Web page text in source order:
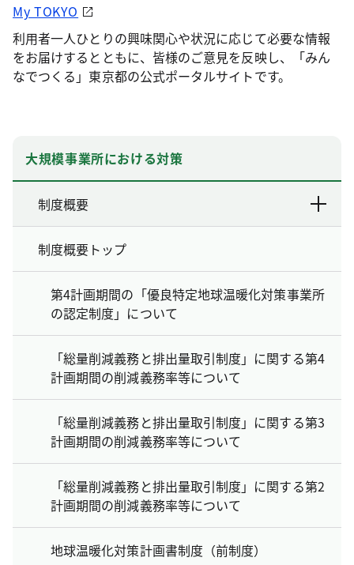
My TOKYO
利用者一人ひとりの興味関心や状況に応じて必要な情報
をお届けするとともに、皆様のご意見を反映し、「みん
なでつくる」東京都の公式ポータルサイトです。
大規模事業所における対策
制度概要
制度概要トップ
第4計画期間の「優良特定地球温暖化対策事業所
の認定制度」について
「総量削減義務と排出量取引制度」に関する第4
計画期間の削減義務率等について
「総量削減義務と排出量取引制度」に関する第3
計画期間の削減義務率等について
「総量削減義務と排出量取引制度」に関する第2
計画期間の削減義務率等について
地球温暖化対策計画書制度（前制度）